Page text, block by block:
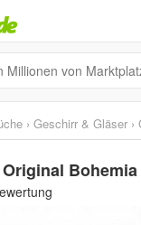
› Geschirr & Gläser ›